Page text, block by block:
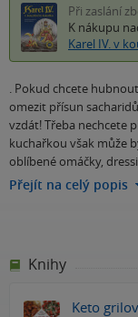
Při zaslání
K nákupu
Karel IV. v
. Pokud chcete
omezit přísun
vzdát! Třeba nechcete
kuchařkou však může
oblíbené omáčky,
Přejít na celý popis
Knihy
Keto